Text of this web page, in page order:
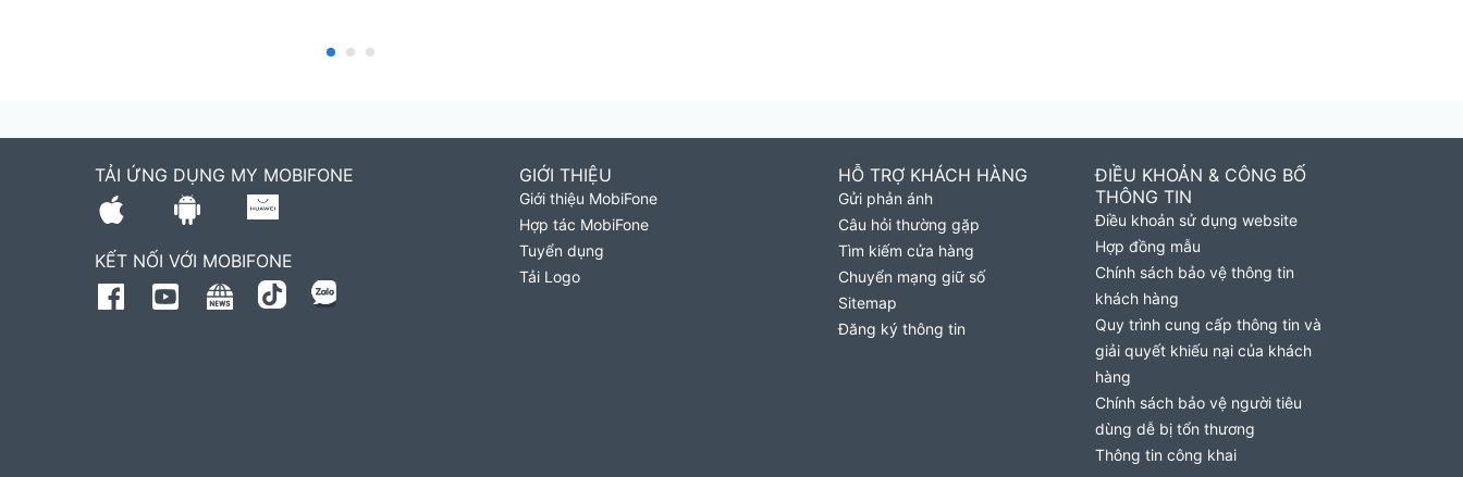
TẢI ỨNG DỤNG MY MOBIFONE
KẾT NỐI VỚI MOBIFONE
GIỚI THIỆU
Giới thiệu MobiFone
Hợp tác MobiFone
Tuyển dụng
Tải Logo
HỖ TRỢ KHÁCH HÀNG
Gửi phản ánh
Câu hỏi thường gặp
Tìm kiếm cửa hàng
Chuyển mạng giữ số
Sitemap
Đăng ký thông tin
ĐIỀU KHOẢN & CÔNG BỐ
THÔNG TIN
Điều khoản sử dụng website
Hợp đồng mẫu
Chính sách bảo vệ thông tin
khách hàng
Quy trình cung cấp thông tin và
giải quyết khiếu nại của khách
hàng
Chính sách bảo vệ người tiêu
dùng dễ bị tổn thương
Thông tin công khai